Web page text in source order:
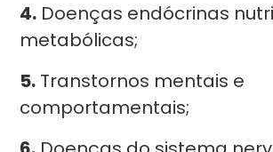
4. Doenças endócrinas
metabólicas;
5. Transtornos mentais e
comportamentais;